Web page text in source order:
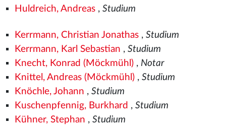
Huldreich, Andreas, Studium
Kerrmann, Christian Jonathas, Studium
Kerrmann, Karl Sebastian , Studium
Knecht, Konrad (Möckmühl), Notar
Knittel, Andreas (Möckmühl), Studium
Knöchle, Johann , Studium
Kuschenpfennig, Burkhard , Studium
Kühner, Stephan , Studium